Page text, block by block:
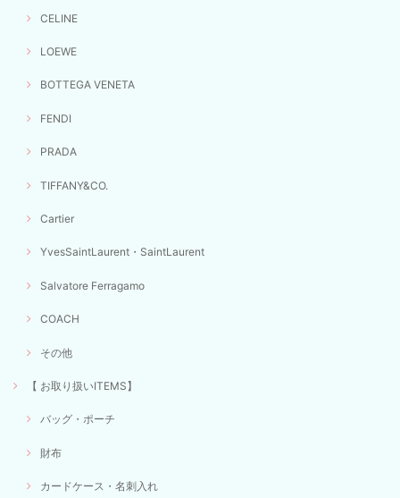
CELINE
LOEWE
BOTTEGA VENETA
FENDI
PRADA
TIFFANY&CO.
Cartier
YvesSaintLaurent・SaintLaurent
Salvatore Ferragamo
COACH
その他
【 お取り扱いITEMS】
バッグ・ポーチ
財布
カードケース・名刺入れ